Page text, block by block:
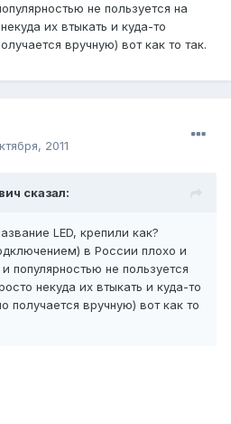
не пользуется на
их втыкать и куда-то
вручную) вот как то так.
2011
сказал:
LED, крепили как?
в России плохо и
популярностью не пользуется
некуда их втыкать и куда-то
получается вручную) вот как то